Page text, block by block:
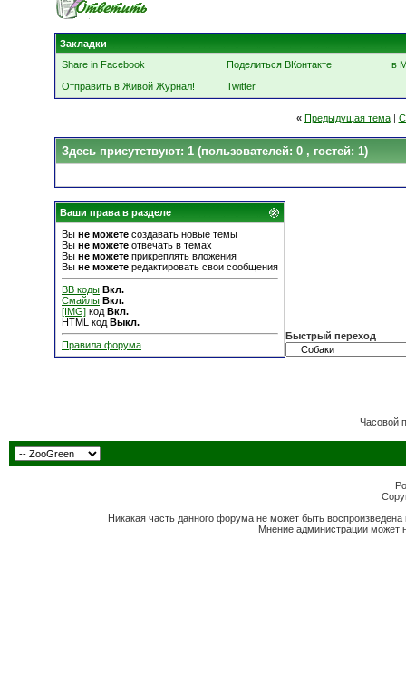
Закладки
Share in Facebook
Поделиться ВКонтакте
в
Отправить в Живой Журнал!
Twitter
« Предыдущая тема|
Здесь присутствуют: 1 (пользователей: 0 , гостей: 1)
Ваши права в разделе
Вы не можете создавать новые темы
Вы не можете отвечать в темах
Вы не можете прикреплять вложения
Вы не можете редактировать свои сообщения
BB коды Вкл.
Смайлы Вкл.
[IMG] код Вкл.
HTML код Выкл.
Правила форума
Быстрый переход
Часовой
Никакая часть данного форума не может быть
Мнение администрации может